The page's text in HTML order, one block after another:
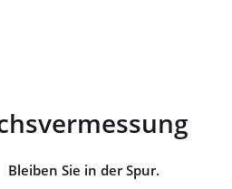
Bleiben Sie in der Spur.